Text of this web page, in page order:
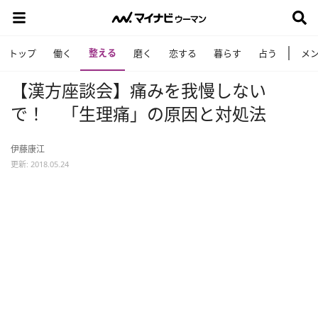
トップ 働く 整える 磨く 恋する 暮らす 占う メ
【漢方座談会】痛みを我慢しない
で！ 「生理痛」の原因と対処法
伊藤康江
更新: 2018.05.24